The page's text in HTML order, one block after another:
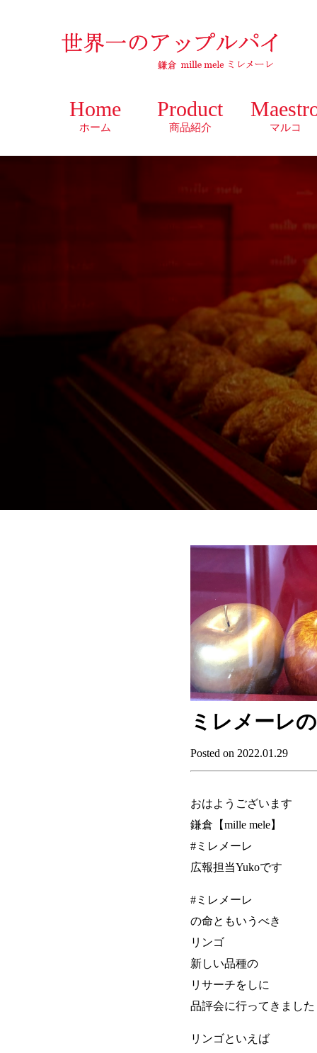
Home
ホーム
Product
商品紹介 マルコ
ミレメーレ
Posted on 2022.01.29
おはようございます
鎌倉【mille mele】
#ミレメーレ
広報担当Yukoです
#ミレメーレ
の命ともいうべき
リンゴ
新しい品種の
リサーチをしに
品評会に行ってきました
リンゴといえば